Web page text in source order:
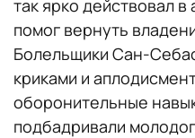
так ярко действовал
помог вернуть
Болельщики Сан-
криками и
оборонительные
подбадривали